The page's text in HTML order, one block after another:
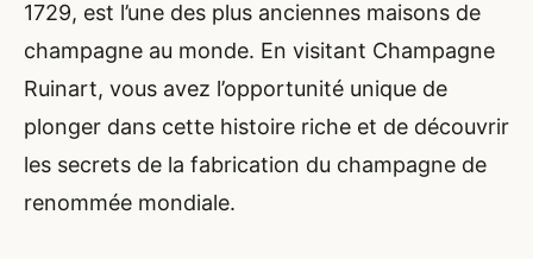
1729, est l’une des plus anciennes maisons de
champagne au monde. En visitant Champagne
Ruinart, vous avez l’opportunité unique de
plonger dans cette histoire riche et de découvrir
les secrets de la fabrication du champagne de
renommée mondiale.